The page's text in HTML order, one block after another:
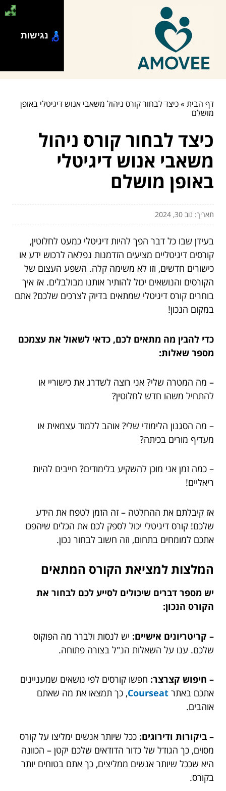
דף הבית»כיצד לבחור קורס ניהול משאבי אנוש דיגיטלי באופן
מושלם
כיצד לבחור קורס ניהול
משאבי אנוש דיגיטלי
באופן מושלם
תאריך: נוב 30, 2024
בעידן שבו כל דבר הפך להיות דיגיטלי כמעט לחלוטין,
קורסים דיגיטליים מציעים הזדמנות נפלאה לרכוש ידע או
כישורים חדשים, וזו לא משימה קלה. השפע העצום של
הקורסים והנושאים יכול להותיר אותנו מבולבלים. אז איך
בוחרים קורס דיגיטלי שמתאים בדיוק לצרכים שלכם? אתם
במקום הנכון!
כדי להבין מה מתאים לכם, כדאי לשאול את עצמכם
מספר שאלות:
– מה המטרה שלי? אני רוצה לשדרג את כישוריי או
להתחיל משהו חדש לחלוטין?
– מה הסגנון הלימודי שלי? אוהב ללמוד עצמאית או
מעדיף מורים בכיתה?
– כמה זמן אני מוכן להשקיע בלימודים? חייבים להיות
ריאליים!
אז קיבלתם את ההחלטה – זה הזמן לטפח את הידע
שלכם! קורס דיגיטלי יכול לספק לכם את הכלים שיהפכו
אתכם למומחים בתחום, וזה חשוב לבחור נכון.
המלצות למציאת הקורס המתאים
יש מספר דברים שיכולים לסייע לכם לבחור את
הקורס הנכון:
– קריטריונים אישיים: יש לנסות ולברר מה הפוקוס
שלכם. ענו על השאלות הנ"ל בצורה פתוחה.
– חיפוש קצרצר: חפשו קורסים לפי נושאים שמעניינים
אתכם באתר Courseat, כך תמצאו את מה שאתם
אוהבים.
– ביקורות ודירוגים: ככל שיותר אנשים ימליצו על קורס
מסוים, כך הגודל של כדור הדודאים שלכם יקטן – הכוונה
היא שככל שיותר אנשים ממליצים, כך אתם בטוחים יותר
בקורס.
נגישות